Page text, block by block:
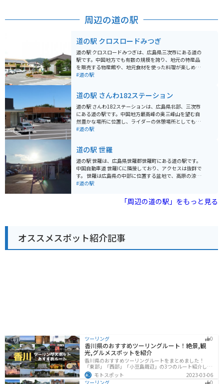
周辺の道の駅
道の駅 クロスロードみつぎ
道の駅 クロスロードみつぎは、広島県三次市にある道の
駅です。中国地方でも有数の規模を誇り、地元の特産品
を販売する物産館や、地元食材を使った料理が楽しめる
レストラン、観光案内所などが併設されています。 三次
など、見どころ満載です。 バイクで訪れる場合、道の駅
クロスロードみつぎは、中国山地のツーリング拠点とし
て最適です。駐車場も広く、休憩 facilities も充実してい
ます。周辺には、ワインディングロードが続くため、ツ
ーリングを楽しむことができます。 道の駅で購入できる
ランでは、三次唐麺や、地元産のジビエ料理などが人気
です。
#道の駅
道の駅 さんわ182ステーション
道の駅 さんわ182ステーションは、広島県北部、三次市
にある道の駅です。中国地方最高峰の奥三峰山を望む自
然豊かな場所に位置し、ライダーの休憩場所としても人
気です。 地元産の野菜や特産品を販売する物産館、レス
の新鮮な野菜を使った料理や、三次市のブランド牛「三
次唐麺焼」を使ったメニューです。 バイクで訪れる場合
は、駐車場も広々としているので安心です。周辺には、
奥三峰山への登山道や、尾関山公園など、自然を楽しむ
スポットも点在しています。また、春には桜、秋には紅
#道の駅
道の駅 世羅
道の駅 世羅は、広島県世羅郡世羅町にある道の駅です。
中国自動車道 世羅ICに隣接しており、アクセスは抜群で
す。 世羅は広島県の中部に位置する盆地で、高原の涼し
い気候を活かした高原野菜の栽培が盛んです。特に世羅
ダリアと、季節ごとに色とりどりの花が咲き乱れる絶景
を見ることができます。道の駅 世羅では、地元で採れた
食材をふんだんに使った料理を楽しむことができます。
おすすめは、世羅高原豚を使用したカツ丼や、新鮮な野
菜がたっぷり入ったラーメンです。 バイクで訪れる場
#道の駅
「周辺の道の駅」をもっと見る
オススメスポット紹介記事
ツーリング 0
香川県のおすすめツーリングルート！絶景,観
光,グルメスポットを紹介
香川県のおすすめツーリングルートをまとめました！
「東部」「西部」「小豆島周辺」の3つのルート紹介しま
す。自然豊かな山から海、絶品グルメを満喫するツーリ
ングができます。バイクで香川県にツーリングに行く際
モトスポット
2023-03-06
ツーリング
0